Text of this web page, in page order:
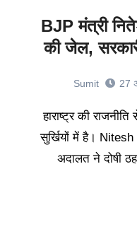
BJP मंत्री
की जेल,
Sumit 27
हाराष्ट्र की राजनीति से जुड़ा एक पुराना मामला अब फिर
सुर्खियों में है।
अदालत ने दोषी